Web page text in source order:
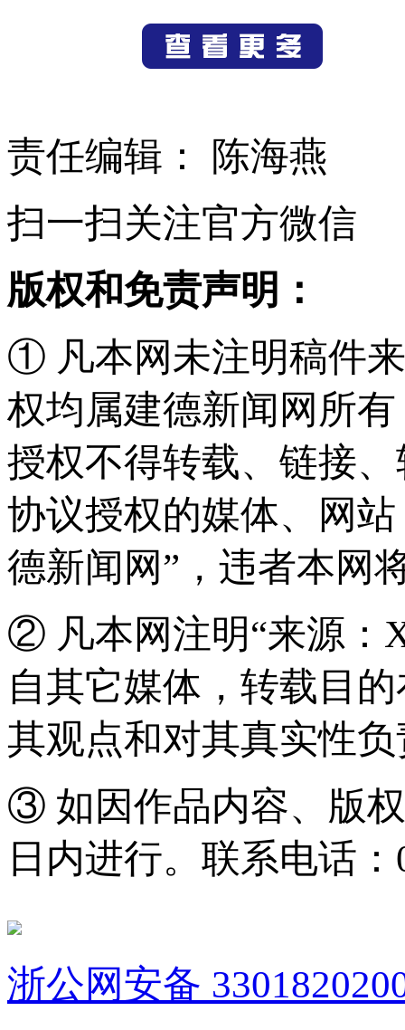
责任编辑： 陈海燕
扫一扫关注官方微信
版权和免责声明：
① 凡本网未注明稿件
权均属建德新闻网所
授权不得转载、链接
协议授权的媒体、网
德新闻网”，违者本网
② 凡本网注明“来源：
自其它媒体，转载目
其观点和对其真实性
③ 如因作品内容、版
日内进行。联系电话：
浙公网安备